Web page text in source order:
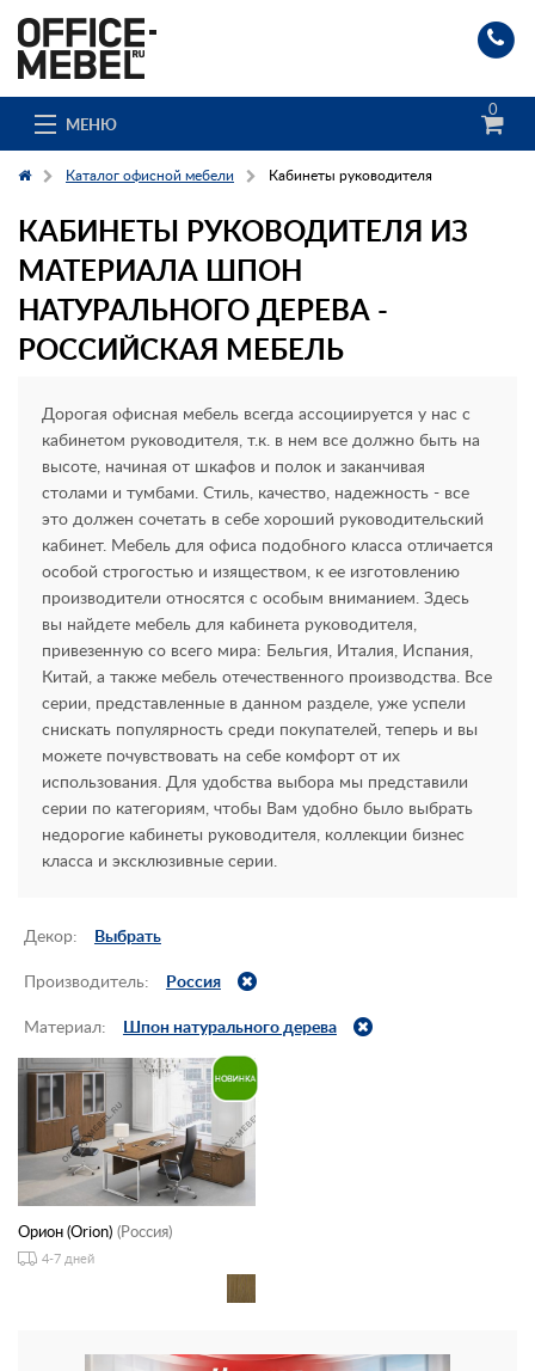
МЕНЮ
0
Каталог
О компании
Доставка и сборка
Гос. заказчикам
Контакты
Заказать обратный звонок
Каталог офисной мебели Кабинеты руководителя
КАБИНЕТЫ РУКОВОДИТЕЛЯ ИЗ
МАТЕРИАЛА ШПОН
НАТУРАЛЬНОГО ДЕРЕВА -
РОССИЙСКАЯ МЕБЕЛЬ
Дорогая офисная мебель всегда ассоциируется у нас с
кабинетом руководителя, т.к. в нем все должно быть на
высоте, начиная от шкафов и полок и заканчивая
столами и тумбами. Стиль, качество, надежность - все
это должен сочетать в себе хороший руководительский
кабинет. Мебель для офиса подобного класса отличается
особой строгостью и изяществом, к ее изготовлению
производители относятся с особым вниманием. Здесь
вы найдете мебель для кабинета руководителя,
привезенную со всего мира: Бельгия, Италия, Испания,
Китай, а также мебель отечественного производства. Все
серии, представленные в данном разделе, уже успели
снискать популярность среди покупателей, теперь и вы
можете почувствовать на себе комфорт от их
использования. Для удобства выбора мы представили
серии по категориям, чтобы Вам удобно было выбрать
недорогие кабинеты руководителя, коллекции бизнес
класса и эксклюзивные серии.
Декор:
Выбрать
Производитель:
Россия
Материал:
Шпон натурального дерева
Орион (Orion) (Россия)
4-7 дней